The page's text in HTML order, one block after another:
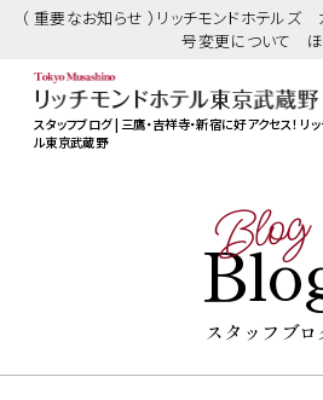
（ 重要なお知らせ ）リッチモンドホテル
号変更について
スタッフブログ | 三鷹・吉祥寺・新宿に好アクセス！ リ
ル東京武蔵野
Blog
スタッフブロ